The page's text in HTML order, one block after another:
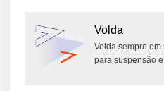
Volda
Volda sempre
para suspensão